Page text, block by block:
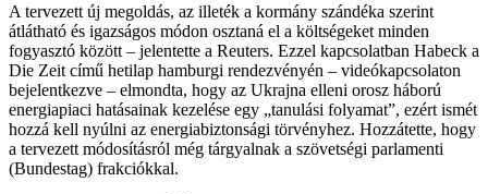
A tervezett új megoldás, az illeték a kormány szándéka szerint
átlátható és igazságos módon osztaná el a költségeket minden
fogyasztó között – jelentette a Reuters. Ezzel kapcsolatban Habeck a
Die Zeit című hetilap hamburgi rendezvényén – videókapcsolaton
bejelentkezve – elmondta, hogy az Ukrajna elleni orosz háború
energiapiaci hatásainak kezelése egy „tanulási folyamat”, ezért ismét
hozzá kell nyúlni az energiabiztonsági törvényhez. Hozzátette, hogy
a tervezett módosításról még tárgyalnak a szövetségi parlamenti
(Bundestag) frakciókkal.